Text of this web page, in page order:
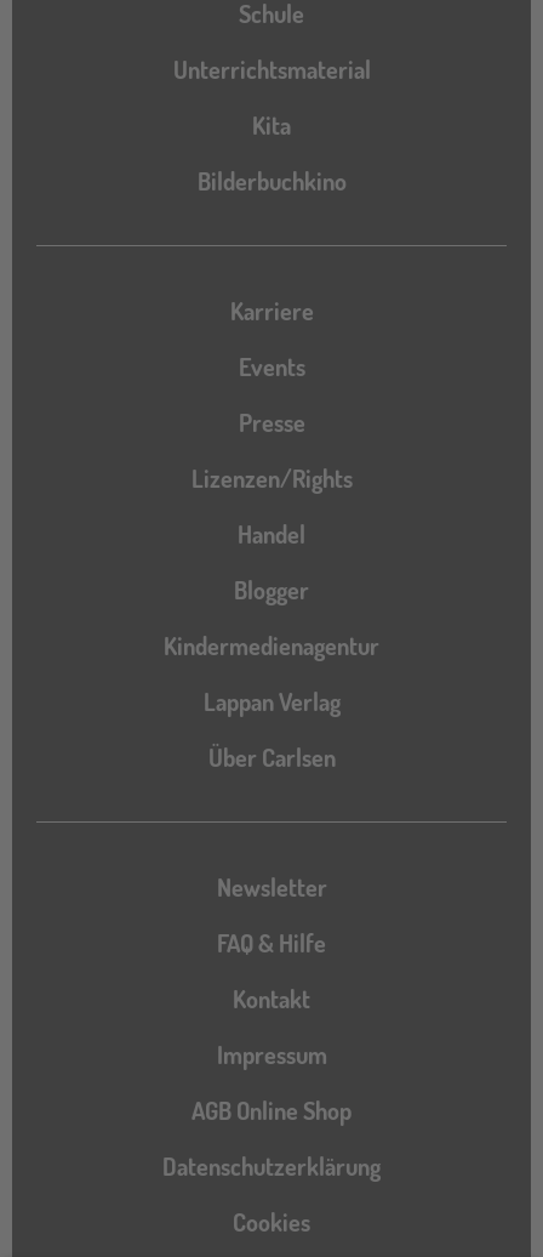
Schule
Unterrichtsmaterial
Kita
Bilderbuchkino
Karriere
Events
Presse
Lizenzen/Rights
Handel
Blogger
Kindermedienagentur
Lappan Verlag
Über Carlsen
Newsletter
FAQ & Hilfe
Kontakt
Impressum
AGB Online Shop
Datenschutzerklärung
Cookies